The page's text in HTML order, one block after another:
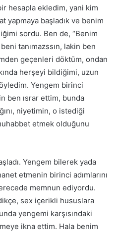
hesapla ekledim, yani kim
yapmaya başladık ve benim
sordu. Ben de, “Benim
tanımazssın, lakin ben
geçenleri döktüm, ondan
herşeyi bildiğimi, uzun
Yengem birinci
ben ısrar ettim, bunda
niyetimin, o istediği
etmek olduğunu
Yengem bilerek yada
etmenin birinci adımlarını
memnun ediyordu.
sex içerikli hususlara
yengemi karşısındaki
ikna ettim. Hala benim